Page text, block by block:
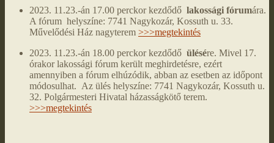
2023. 11.23.-án 17.00 perckor kezdődő lakossági fórumára.
A fórum helyszíne: 7741 Nagykozár, Kossuth u. 33.
Művelődési Ház nagyterem >>>megtekintés
2023. 11.23.-án 18.00 perckor kezdődő ülésére. Mivel 17.
órakor lakossági fórum került meghirdetésre, ezért
amennyiben a fórum elhúzódik, abban az esetben az időpont
módosulhat. Az ülés helyszíne: 7741 Nagykozár, Kossuth u.
32. Polgármesteri Hivatal házasságkötő terem.
>>>megtekintés